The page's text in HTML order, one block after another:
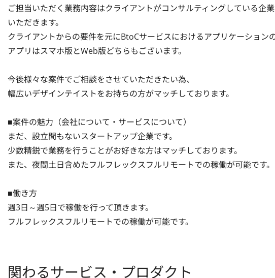
ご担当いただく業務内容はクライアントがコンサルティングしている企
いただきます。
クライアントからの要件を元にBtoCサービスにおけるアプリケーション
アプリはスマホ版とWeb版どちらもございます。
今後様々な案件でご相談をさせていただきたい為、
幅広いデザインテイストをお持ちの方がマッチしております。
■案件の魅力（会社について・サービスについて）
まだ、設立間もないスタートアップ企業です。
少数精鋭で業務を行うことがお好きな方はマッチしております。
また、夜間土日含めたフルフレックスフルリモートでの稼働が可能です。
■働き方
週3日～週5日で稼働を行って頂きます。
フルフレックスフルリモートでの稼働が可能です。
関わるサービス・プロダクト